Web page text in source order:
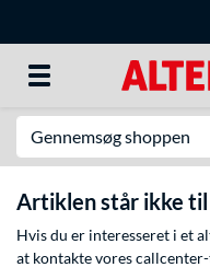
Artiklen står ikke til
Hvis du er interesseret i et
at kontakte vores